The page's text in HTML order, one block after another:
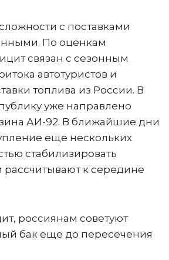
с поставками
По оценкам
связан с сезонным
автотуристов и
топлива из России. В
уже направлено
АИ-92. В ближайшие дни
еще нескольких
стабилизировать
рассчитывают к середине
россиянам советуют
бак еще до пересечения